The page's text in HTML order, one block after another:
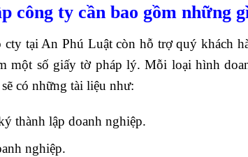
công ty cần bao gồm những
tại An Phú Luật còn hỗ trợ quý khách
một số giấy tờ pháp lý. Mỗi loại hình
có những tài liệu như:
thành lập doanh nghiệp.
nghiệp.